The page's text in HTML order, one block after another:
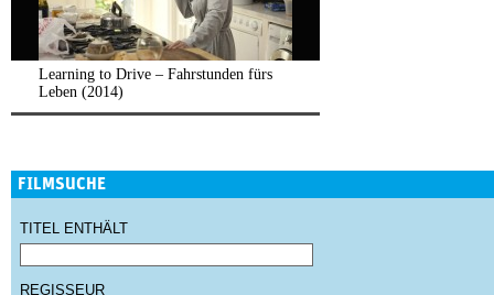
Learning to Drive – Fahrstunden fürs
Leben (2014)
FILMSUCHE
TITEL ENTHÄLT
REGISSEUR